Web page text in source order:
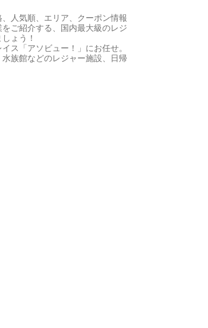
人気順、エリア、クーポン情報
ご紹介する、国内最大級のレジ
ょう！
ス「アソビュー！」にお任せ。
族館などのレジャー施設、日帰